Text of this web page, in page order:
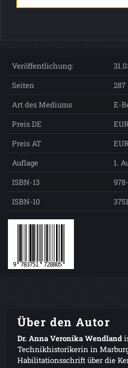
Veröffentlichung:
Seiten
287
Art des Mediums
E-
Preis DE
Preis AT
Auflage
1.
ISBN-13
ISBN-10
Über den Autor
Dr. Anna Veronika Wendland
Technikhistorikerin in
Habilitationsschrift über die